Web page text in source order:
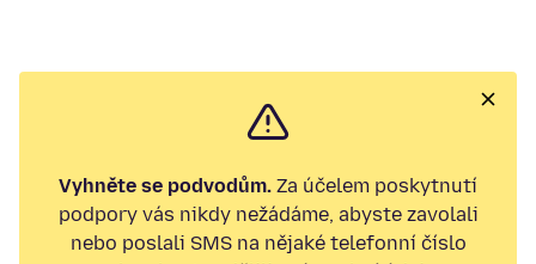
Vyhněte se podvodům. Za účelem poskytnutí
podpory vás nikdy nežádáme, abyste zavolali
nebo poslali SMS na nějaké telefonní číslo